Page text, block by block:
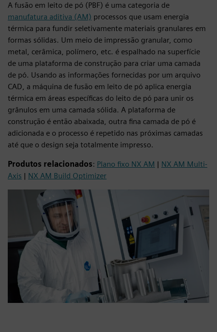
A fusão em leito de pó (PBF) é uma categoria de
manufatura aditiva (AM) processos que usam energia
térmica para fundir seletivamente materiais granulares em
formas sólidas. Um meio de impressão granular, como
metal, cerâmica, polímero, etc. é espalhado na superfície
de uma plataforma de construção para criar uma camada
de pó. Usando as informações fornecidas por um arquivo
CAD, a máquina de fusão em leito de pó aplica energia
térmica em áreas específicas do leito de pó para unir os
grânulos em uma camada sólida. A plataforma de
construção é então abaixada, outra fina camada de pó é
adicionada e o processo é repetido nas próximas camadas
até que o design seja totalmente impresso.
Produtos relacionados: Plano fixo NX AM | NX AM Multi-
Axis | NX AM Build Optimizer